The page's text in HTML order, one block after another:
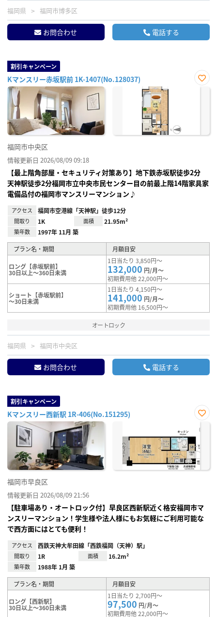
福岡県 福岡市博多区
お問合わせ 電話する
割引キャンペーン
Kマンスリー赤坂駅前 1K-1407(No.128037)
お気
福岡市中央区
情報更新日 2026/08/09 09:18
【最上階角部屋・セキュリティ対策あり】地下鉄赤坂駅徒歩2分
天神駅徒歩2分福岡市立中央市民センター目の前最上階14階家具家
電備品付の福岡市マンスリーマンション♪
アクセス 福岡市空港線「天神駅」徒歩12分
間取り 1K 面積 21.95m²
築年数 1997年 11月 築
プラン名・期間 月額目安
ロング【赤坂駅前】
30日以上～360日未満
1日当たり 3,850円～
132,000 円/月～
初期費用他 22,000円～
ショート【赤坂駅前】
～30日未満
1日当たり 4,150円～
141,000 円/月～
初期費用他 16,500円～
オートロック
福岡県 福岡市中央区
お問合わせ 電話する
割引キャンペーン
Kマンスリー西新駅 1R-406(No.151295)
お気
に入
り登
録
福岡市早良区
情報更新日 2026/08/09 21:56
【駐車場あり・オートロック付】早良区西新駅近く格安福岡市マ
ンスリーマンション！学生様や法人様にもお気軽にご利用可能な
で西方面にはとても便利！
アクセス 西鉄天神大牟田線「西鉄福岡（天神）駅」
間取り 1R 面積 16.2m²
築年数 1988年 1月 築
プラン名・期間 月額目安
ロング【西新駅】
30日以上～360日未満
1日当たり 2,700円～
97,500 円/月～
初期費用他 22,000円～